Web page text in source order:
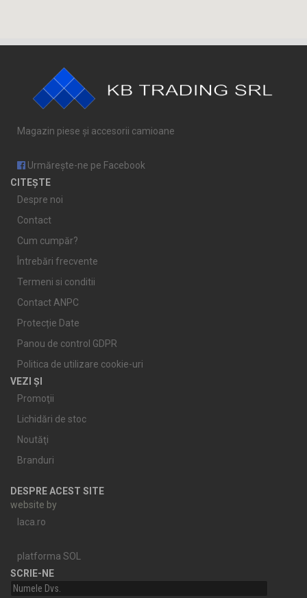
Magazin piese și accesorii camioane
Urmărește-ne pe Facebook
CITEȘTE
Despre noi
Contact
Cum cumpăr?
Întrebări frecvente
Termeni si conditii
Contact ANPC
Protecție Date
Panou de control GDPR
Politica de utilizare cookie-uri
VEZI ȘI
Promoţii
Lichidări de stoc
Noutăţi
Branduri
DESPRE ACEST SITE
website by
laca.ro
platforma SOL
SCRIE-NE